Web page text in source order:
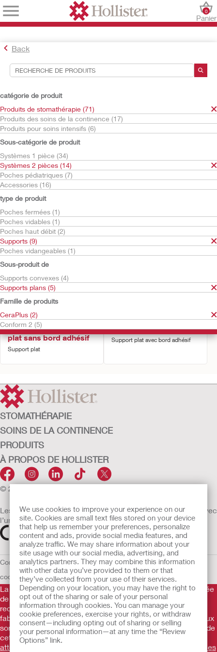
We use cookies to improve your experience on our
site. Cookies are small text files stored on your device
that help us remember your preferences, personalize
content and ads, provide social media features, and
analyze traffic. We may share information about your
site usage with our social media, advertising, and
analytics partners. They may combine this information
with other data you’ve provided to them or that
they’ve collected from your use of their services.
Depending on your location, you may have the right to
opt out of the sharing or sale of your personal
information through cookies. You can manage your
cookie preferences, exercise your rights, or withdraw
consent—including opting out of sharing or selling
your personal information—at any time the “Review
Options” link.
Panier
0
Back
catégorie de produit
Produits de stomathérapie (71)
Produits des soins de la continence (17)
Produits pour soins intensifs (6)
Sous-catégorie de produit
Systèmes 1 pièce (34)
Systèmes 2 pièces (14)
Poches pédiatriques (7)
Accessories (16)
type de produit
Poches fermées (1)
Poches vidables (1)
Poches haut débit (2)
Supports (9)
Poches vidangeables (1)
Sous-produit de
Supports convexes (4)
Supports plans (5)
Famille de produits
CeraPlus (2)
Conform 2 (5)
Outils de recherche
Vos sélections:
Produits de stomathérapie
Systèmes 2 pièces
Supports
Supports plans
CeraPlus
Votre sélection correspond à
Trier par:
Conform 2™
CeraPlus™ - support
plat sans bord adhésif
Support plat
Conform 2™
CeraPlus™
Support plat avec bord adhésif
STOMATHÉRAPIE
SOINS DE LA CONTINENCE
PRODUITS
À PROPOS DE HOLLISTER
© 2026 Hollister Incorporated
Les dispositifs médicaux vendus dans l’UE sont marqués avec
l’un des symboles suivants selon le besoin
Conditions d'utilisationPolitique de confidentialitéUtilisation des
cookies UE Avis au Dénonciateur
La Gamme de produits Hollister stomathérapie est constituée
de dispositifs d’appareillage d’une stomie permettant le
recueil des effluents. Il s’agit de dispositifs médicaux
fabriqués par Hollister Incorporated. Ces dispositifs médicaux
sont des produits de santé règlementés qui portent, au titre de
cette règlementation, le marquage CE.Consultez
attentivement les instructions figurant sur les notices et/ou les